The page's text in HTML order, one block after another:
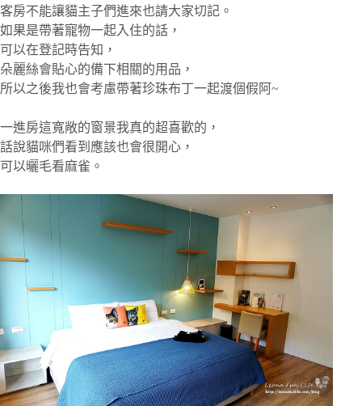
客房不能讓貓主子們進來也請大家切記。
如果是帶著寵物一起入住的話，
可以在登記時告知，
朵麗絲會貼心的備下相關的用品，
所以之後我也會考慮帶著珍珠布丁一起渡個假阿~
一進房這寬敞的窗景我真的超喜歡的，
話說貓咪們看到應該也會很開心，
可以曬毛看麻雀。